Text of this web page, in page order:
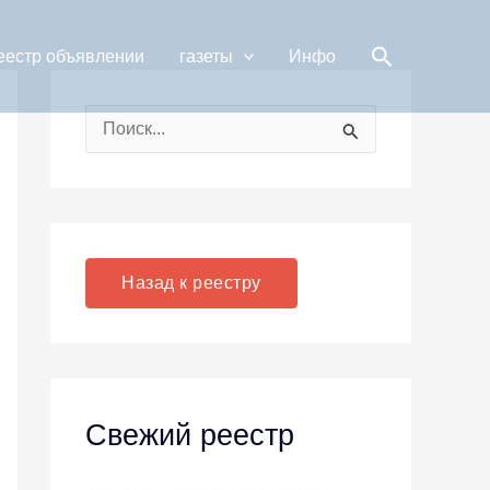
объявлении газеты Инфо Поиск
:
Назад к реестру
Свежий реестр